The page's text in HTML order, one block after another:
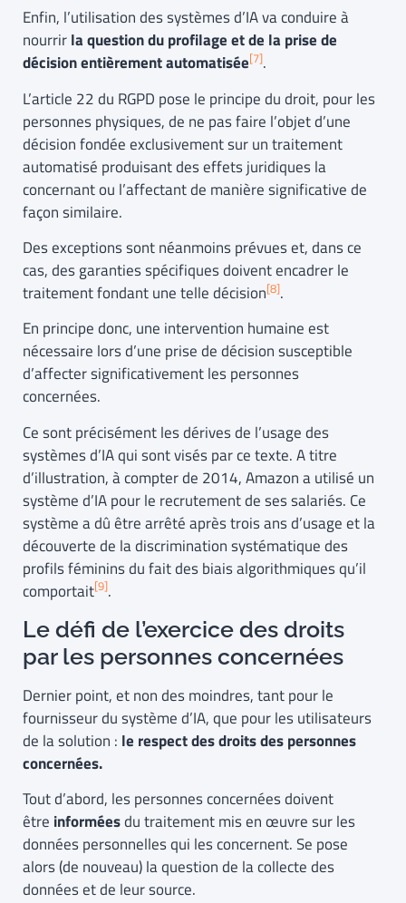
Enfin, l’utilisation des systèmes d’IA va conduire à
nourrirla question du profilage et de la prise de
décision entièrement automatisée[7].
L’article 22 du RGPD pose le principe du droit, pour les
personnes physiques, de ne pas faire l’objet d’une
décision fondée exclusivement sur un traitement
automatisé produisant des effets juridiques la
concernant ou l’affectant de manière significative de
façon similaire.
Des exceptions sont néanmoins prévues et, dans ce
cas, des garanties spécifiques doivent encadrer le
traitement fondant une telle décision[8].
En principe donc, une intervention humaine est
nécessaire lors d’une prise de décision susceptible
d’affecter significativement les personnes
concernées.
Ce sont précisément les dérives de l’usage des
systèmes d’IA qui sont visés par ce texte. A titre
d’illustration, à compter de 2014, Amazon a utilisé un
système d’IA pour le recrutement de ses salariés. Ce
système a dû être arrêté après trois ans d’usage et la
découverte de la discrimination systématique des
profils féminins du fait des biais algorithmiques qu’il
comportait[9].
Le défi de l’exercice des droits
par les personnes concernées
Dernier point, et non des moindres, tant pour le
fournisseur du système d’IA, que pour les utilisateurs
de la solution : le respect des droits des personnes
concernées.
Tout d’abord, les personnes concernées doivent
être informéesdu traitement mis en œuvre sur les
données personnelles qui les concernent. Se pose
alors (de nouveau) la question de la collecte des
données et de leur source.